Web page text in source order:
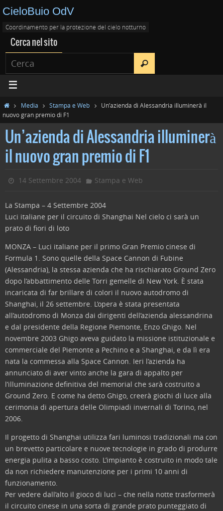
CieloBuio OdV
Coordinamento per la protezione del cielo notturno
Cerca nel sito
Media Stampa e Web
Un’azienda di Alessandria illuminerà il
nuovo gran premio di F1
Un’azienda di Alessandria illuminerà
il nuovo gran premio di F1
14 Settembre 2004 Stampa e Web
La Stampa – 4 Settembre 2004
Luci italiane per il circuito di Shanghai Nel cielo ci sarà un
prato di fiori di loto
MONZA – Luci italiane per il primo Gran Premio cinese di
Formula 1. Sono quelle della Space Cannon di Fubine
(Alessandria), la stessa azienda che ha rischiarato Ground Zero
dopo l’abbattimento delle Torri gemelle di New York. È stata
incaricata di far brillare di colori il nuovo autodromo di
Shanghai, il 26 settembre. L’opera è stata presentata
all’autodromo di Monza dai dirigenti dell’azienda alessandrina
e dal presidente della Regione Piemonte, Enzo Ghigo. Nel
novembre 2003 Ghigo aveva guidato la missione istituzionale e
commerciale del Piemonte a Pechino e a Shanghai, e da lì era
nata la commessa alla Space Cannon. Ieri l’azienda ha
annunciato di aver vinto anche la gara di appalto per
l’illuminazione definitiva del memorial che sarà costruito a
Ground Zero. E come ha detto Ghigo, creerà giochi di luce alla
cerimonia di apertura delle Olimpiadi invernali di Torino, nel
2006.
Il progetto di Shanghai utilizza fari luminosi tradizionali ma con
un brevetto particolare e nuove tecnologie in grado di produrre
energia pulita a basso costo. L’impianto è costruito in modo tale
da non richiedere manutenzione per i primi 10 anni di
funzionamento.
Per vedere dall’alto il gioco di luci – che nella notte trasformerà
il circuito cinese in una sorta di grande prato punteggiato di